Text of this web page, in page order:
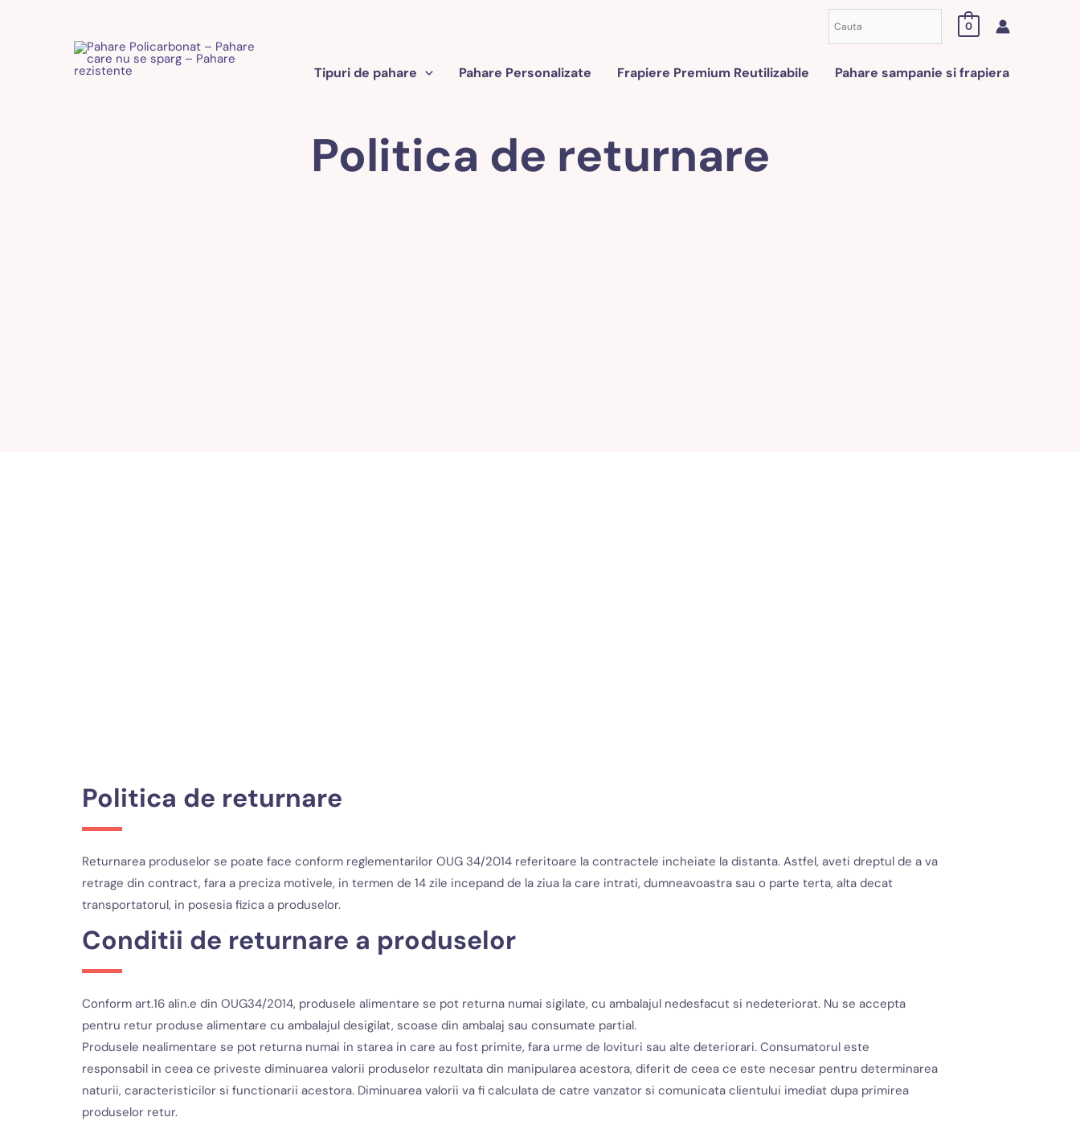
0
Tipuri de pahare Pahare Personalizate Frapiere Premium Reutilizabile Pahare sampanie si frapiera
Politica de returnare
Politica de returnare
Returnarea produselor se poate face conform reglementarilor OUG 34/2014 referitoare la contractele incheiate la distanta. Astfel, aveti dreptul de a va
retrage din contract, fara a preciza motivele, in termen de 14 zile incepand de la ziua la care intrati, dumneavoastra sau o parte terta, alta decat
transportatorul, in posesia fizica a produselor.
Conditii de returnare a produselor
Conform art.16 alin.e din OUG34/2014, produsele alimentare se pot returna numai sigilate, cu ambalajul nedesfacut si nedeteriorat. Nu se accepta
pentru retur produse alimentare cu ambalajul desigilat, scoase din ambalaj sau consumate partial.
Produsele nealimentare se pot returna numai in starea in care au fost primite, fara urme de lovituri sau alte deteriorari. Consumatorul este
responsabil in ceea ce priveste diminuarea valorii produselor rezultata din manipularea acestora, diferit de ceea ce este necesar pentru determinarea
naturii, caracteristicilor si functionarii acestora. Diminuarea valorii va fi calculata de catre vanzator si comunicata clientului imediat dupa primirea
produselor retur.